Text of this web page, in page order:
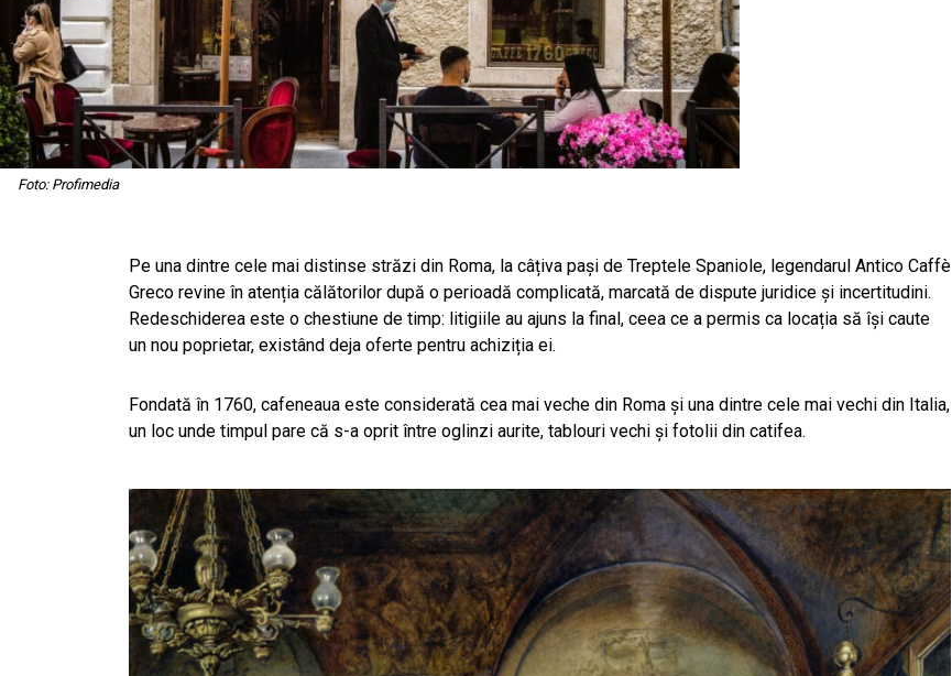
Foto: Profimedia
Pe una dintre cele mai distinse străzi din Roma, la câțiva pași de Treptele Spaniole, legendarul Antico Caffè
Greco revine în atenția călătorilor după o perioadă complicată, marcată de dispute juridice și incertitudini.
Redeschiderea este o chestiune de timp: litigiile au ajuns la final, ceea ce a permis ca locația să își caute
un nou poprietar, existând deja oferte pentru achiziția ei.
Fondată în 1760, cafeneaua este considerată cea mai veche din Roma și una dintre cele mai vechi din Italia,
un loc unde timpul pare că s-a oprit între oglinzi aurite, tablouri vechi și fotolii din catifea.